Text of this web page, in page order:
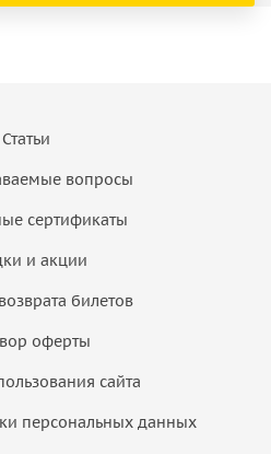
Статьи
вопросы
сертификаты
и акции
билетов
оферты
сайта
персональных данных